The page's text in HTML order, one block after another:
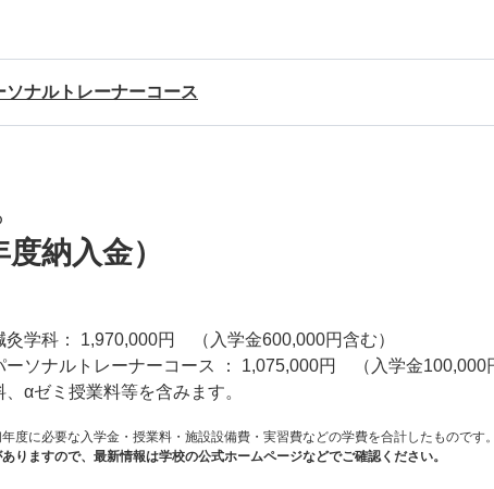
ナルトレーナーコース
納入金）
学科： 1,970,000円 （入学金600,000円含む）
ナルトレーナーコース ： 1,075,000円 （入学金100,000
αゼミ授業料等を含みます。
度に必要な入学金・授業料・施設設備費・実習費などの学費を合計したものです。
りますので、最新情報は学校の公式ホームページなどでご確認ください。